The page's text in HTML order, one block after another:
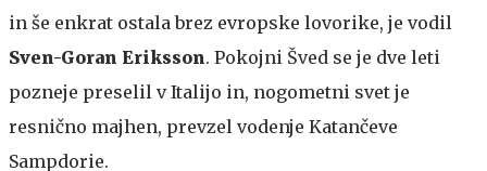
in še enkrat ostala brez evropske lovorike, je vodil
Sven-Goran Eriksson. Pokojni Šved se je dve leti
pozneje preselil v Italijo in, nogometni svet je
resnično majhen, prevzel vodenje Katančeve
Sampdorie.